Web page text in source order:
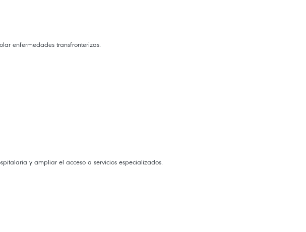
enfermedades transfronterizas.
y ampliar el acceso a servicios especializados.